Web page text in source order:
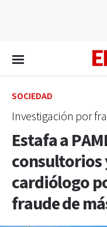
SOCIEDAD
Investigación por
Estafa a
consultorios
cardiólogo
fraude de